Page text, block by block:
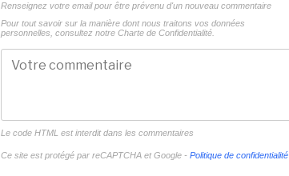
Renseignez votre email pour être prévenu d'un nouveau commentaire
Pour tout savoir sur la manière dont nous traitons vos données
personnelles, consultez notre Charte de Confidentialité.
Le code HTML est interdit dans les commentaires
Ce site est protégé par reCAPTCHA et Google - Politique de confidentialité